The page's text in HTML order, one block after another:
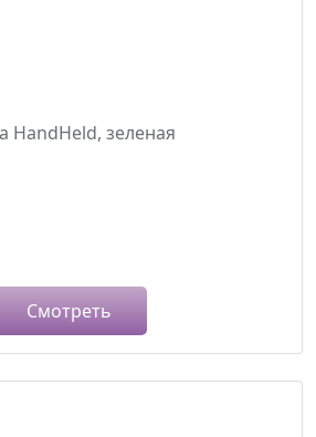
HandHeld, зеленая
Смотреть